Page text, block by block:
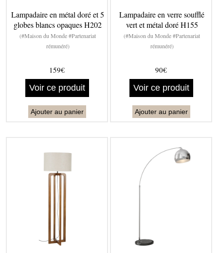
Lampadaire en métal doré et 5
globes blancs opaques H202
(#Maison du Monde #Partenariat
rémunéré)
159€
Voir ce produit
Ajouter au panier
Lampadaire en verre soufflé
vert et métal doré H155
(#Maison du Monde #Partenariat
rémunéré)
90€
Voir ce produit
Ajouter au panier